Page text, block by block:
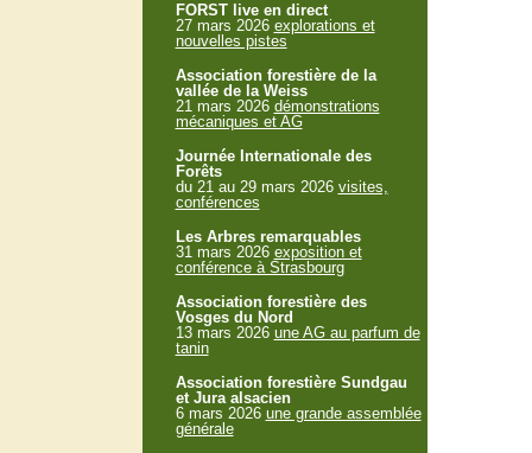
FORST live en direct
27 mars 2026 explorations et
nouvelles pistes
Association forestière de la
vallée de la Weiss
21 mars 2026 démonstrations
mécaniques et AG
Journée Internationale des
Forêts
du 21 au 29 mars 2026 visites,
conférences
Les Arbres remarquables
31 mars 2026 exposition et
conférence à Strasbourg
Association forestière des
Vosges du Nord
13 mars 2026 une AG au parfum de
tanin
Association forestière Sundgau
et Jura alsacien
6 mars 2026 une grande assemblée
générale